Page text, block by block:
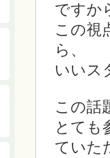
ですか
この視
ら、
いいス
この話
とても
ていた